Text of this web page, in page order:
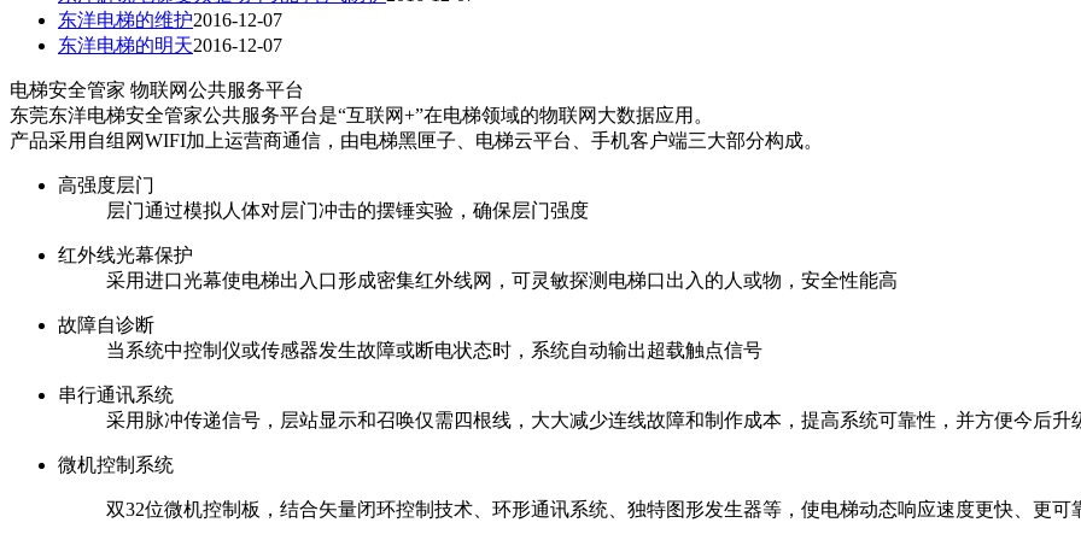
东洋电梯的维护2016-12-07
东洋电梯的明天2016-12-07
电梯安全管家 物联网公共服务平台
东莞东洋电梯安全管家公共服务平台是“互联网+”在电梯领域的物联网大数据应用。
产品采用自组网WIFI加上运营商通信，由电梯黑匣子、电梯云平台、手机客户端三大部分构成。
高强度层门
层门通过模拟人体对层门冲击的摆锤实验，确保层门强度
红外线光幕保护
采用进口光幕使电梯出入口形成密集红外线网，可灵敏探测电梯口出入的人或物，安全性能高
故障自诊断
当系统中控制仪或传感器发生故障或断电状态时，系统自动输出超载触点信号
串行通讯系统
采用脉冲传递信号，层站显示和召唤仅需四根线，大大减少连线故障和制作成本，提高系统可靠性，并方便今后升
微机控制系统
双32位微机控制板，结合矢量闭环控制技术、环形通讯系统、独特图形发生器等，使电梯动态响应速度更快、更可